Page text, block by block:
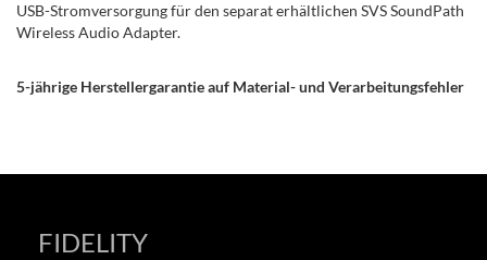
USB-Stromversorgung für den separat erhältlichen SVS SoundPath
Wireless Audio Adapter.
5-jährige Herstellergarantie auf Material- und Verarbeitungsfehler
FIDELITY